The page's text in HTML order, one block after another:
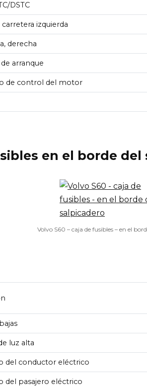
DSTC
carretera izquierda
derecha
arranque
de control del motor
en el borde del
Volvo S60 – caja de fusibles – en el
luz alta
del conductor eléctrico
del pasajero eléctrico